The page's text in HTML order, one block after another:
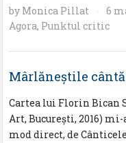
by Monica Pillat · 6
Agora, Punktul critic
Mârlăneștile
Cartea lui Florin
Art, București, 2016)
mod direct, de